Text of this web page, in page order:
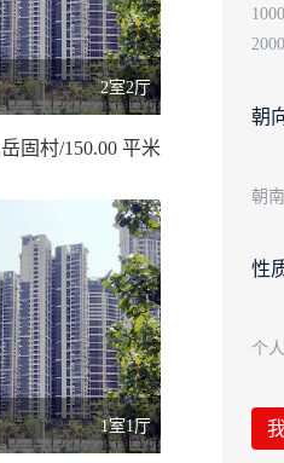
2室2厅
岳固村/150.00 平米
1室1厅
朝
朝南
性
个